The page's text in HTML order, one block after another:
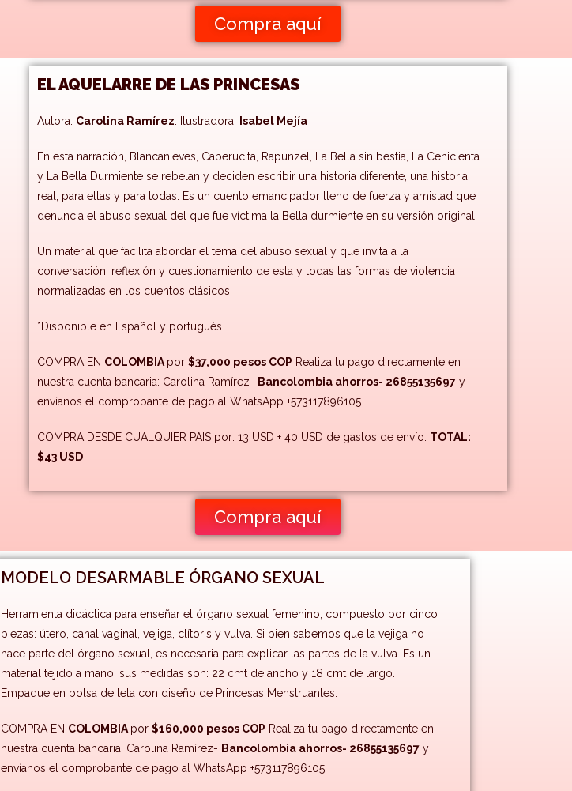
Compra aquí
EL AQUELARRE DE LAS PRINCESAS
Autora: Carolina Ramírez . Ilustradora: Isabel Mejía
En esta narración, Blancanieves, Caperucita, Rapunzel, La Bella sin bestia, La Cenicienta
y La Bella Durmiente se rebelan y deciden escribir una historia diferente, una historia
real, para ellas y para todas. Es un cuento emancipador lleno de fuerza y amistad que
denuncia el abuso sexual del que fue víctima la Bella durmiente en su versión original.
Un material que facilita abordar el tema del abuso sexual y que invita a la
conversación, reflexión y cuestionamiento de esta y todas las formas de violencia
normalizadas en los cuentos clásicos.
*Disponible en Español y portugués
COMPRA EN COLOMBIA por$37,000 pesos COP Realiza tu pago directamente en
nuestra cuenta bancaria: Carolina Ramírez- Bancolombia ahorros- 26855135697 y
envíanos el comprobante de pago al WhatsApp +573117896105.
COMPRA DESDE CUALQUIER PAIS por: 13 USD + 40 USD de gastos de envío. TOTAL:
$43 USD
Compra aquí
MODELO DESARMABLE ÓRGANO SEXUAL
Herramienta didáctica para enseñar el órgano sexual femenino, compuesto por cinco
piezas: útero, canal vaginal, vejiga, clítoris y vulva. Si bien sabemos que la vejiga no
hace parte del órgano sexual, es necesaria para explicar las partes de la vulva. Es un
material tejido a mano, sus medidas son: 22 cmt de ancho y 18 cmt de largo.
Empaque en bolsa de tela con diseño de Princesas Menstruantes.
COMPRA EN COLOMBIA por $160,000 pesos COP Realiza tu pago directamente en
nuestra cuenta bancaria: Carolina Ramírez- Bancolombia ahorros- 26855135697y
envíanos el comprobante de pago al WhatsApp +573117896105.